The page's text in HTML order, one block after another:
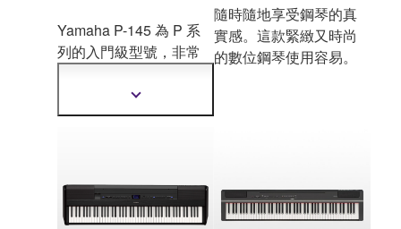
Yamaha P-145 為 P 系
列的入門級型號，非常
必備音色和功能的精巧
型可攜式數位鋼琴，提
顯
示
隨時隨地享受鋼琴的真
實感。這款緊緻又時尚
的數位鋼琴使用容易。